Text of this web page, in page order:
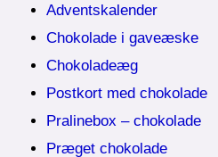
Adventskalender
Chokolade i gaveæske
Chokoladeæg
Postkort med chokolade
Pralinebox – chokolade
Præget chokolade